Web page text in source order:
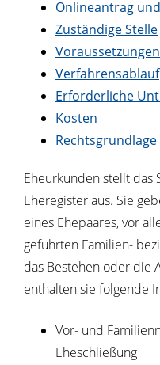
Onlineantrag
Zuständige Stelle
Voraussetzungen
Verfahrensablauf
Erforderliche
Kosten
Rechtsgrundlage
Eheurkunden stellt das
Eheregister aus. Sie
eines Ehepaares, vor
geführten Familien-
das Bestehen oder die
enthalten sie folgende
Vor- und
Eheschließung